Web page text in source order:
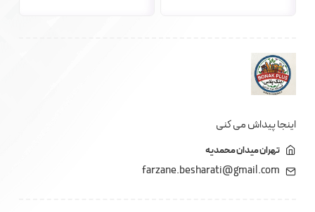
اینجا پیداش می کنی
تهران میدان محمدیه
farzane.besharati@gmail.com